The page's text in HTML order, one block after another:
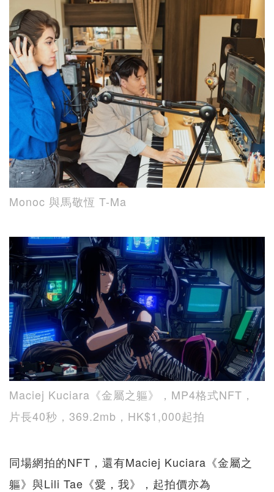
Monoc 與馬敬恆 T-Ma
Maciej Kuciara《金屬之軀》，MP4格式NFT，
片長40秒，369.2mb，HK$1,000起拍
同場網拍的NFT，還有Maciej Kuciara《金屬之
軀》與Lili Tae《愛，我》，起拍價亦為